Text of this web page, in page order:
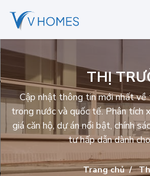
THỊ
Cập nhật thông tin mới nhất
trong nước và quốc tế. Phân tích
giá căn hộ, dự án nổi bật, chính
tư hấp dẫn dành
Trang chủ